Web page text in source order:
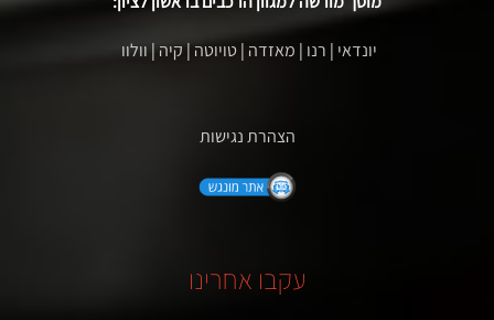
יונדאי | רנו | מאזדה |טויוטה |קיה| וולוו
הצהרת נגישות
עקבו אחרינו